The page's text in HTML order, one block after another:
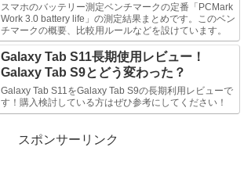
スマホのバッテリー測定ベンチマークの定番「PCMark
Work 3.0 battery life」の測定結果まとめです。このベン
チマークの概要、比較用ルールなどを設けています。
Galaxy Tab S11長期使用レビュー！
Galaxy Tab S9とどう変わった？
Galaxy Tab S11をGalaxy Tab S9の長期利用レビューで
す！購入検討している方はぜひ参考にしてください！
スポンサーリンク